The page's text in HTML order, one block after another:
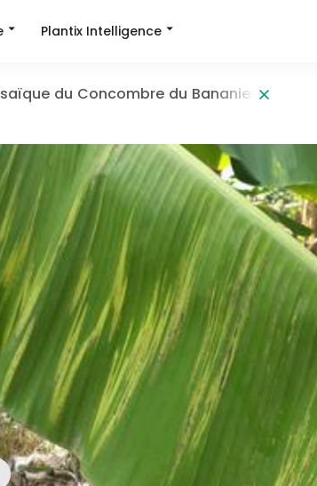
Plantix Intelligence
du Concombre du Bananier